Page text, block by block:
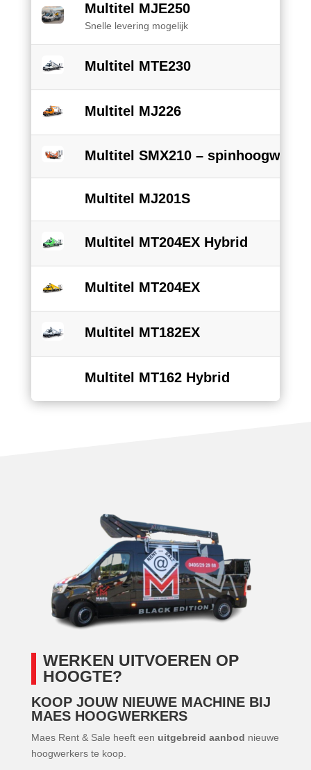
Multitel MJE250
Snelle levering mogelijk
Multitel MTE230
Multitel MJ226
Multitel SMX210 –
Multitel MJ201S
Multitel MT204EX Hybrid
Multitel MT204EX
Multitel MT182EX
Multitel MT162 Hybrid
WERKEN UITVOEREN OP
HOOGTE?
KOOP JOUW NIEUWE MACHINE BIJ
MAES HOOGWERKERS
Maes Rent & Sale heeft een uitgebreid aanbod nieuwe
hoogwerkers te koop.